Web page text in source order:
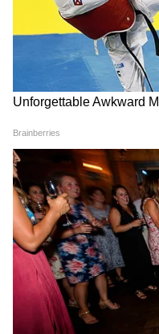
রিপোর্ট করা হয়।
পোশাক, বিশেষ করে
এই ধরণের ক্যান্সার
আঁটসাঁট করে পরা
বাড়াতে পারে।
5
6
Image Credit :Getty